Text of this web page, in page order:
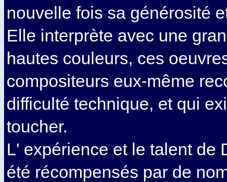
nouvelle fois sa générosité
Elle interprète avec une
hautes couleurs, ces
compositeurs eux-même
difficulté technique, et qui
toucher.
L' expérience et le talent de
été récompensés par de